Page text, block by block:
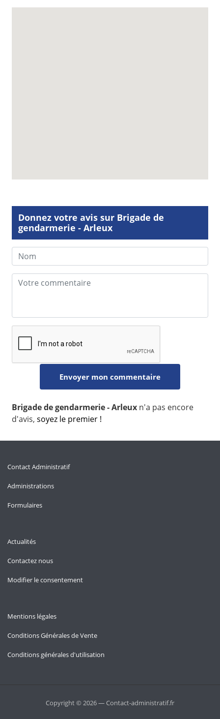
Donnez votre avis sur Brigade de
gendarmerie - Arleux
Brigade de gendarmerie - Arleux n'a pas encore
d'avis, soyez le premier !
Contact Administratif
Administrations
Formulaires
Actualités
Contactez nous
Modifier le consentement
Mentions légales
Conditions Générales de Vente
Conditions générales d'utilisation
Copyright © 2026 — Contact-administratif.fr